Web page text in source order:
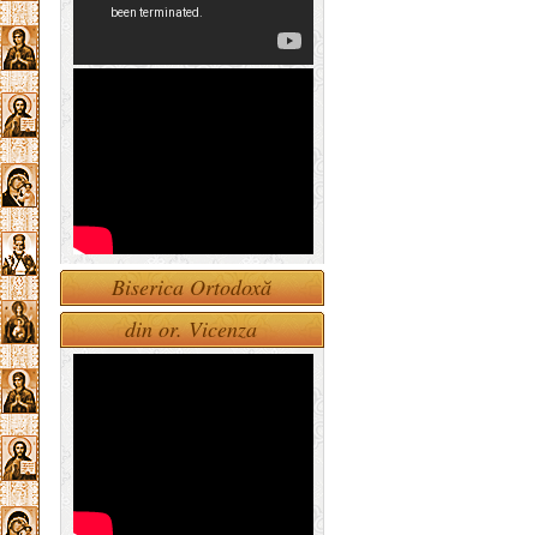
Biserica Ortodoxă
din or. Vicenza